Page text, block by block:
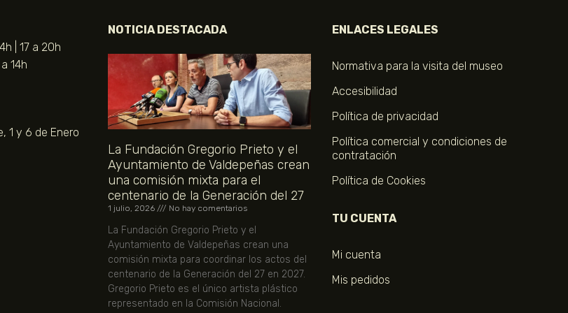
| 17 a 20h
14h
1 y 6 de Enero
NOTICIA DESTACADA
La Fundación Gregorio Prieto y el
Ayuntamiento de Valdepeñas crean
una comisión mixta para el
centenario de la Generación del 27
1 julio, 2026 No hay comentarios
La Fundación Gregorio Prieto y el
Ayuntamiento de Valdepeñas crean una
comisión mixta para coordinar los actos del
centenario de la Generación del 27 en 2027.
Gregorio Prieto es el único artista plástico
representado en la Comisión Nacional.
ENLACES LEGALES
Normativa para la visita del museo
Accesibilidad
Política de privacidad
Política comercial y condiciones de
contratación
Política de Cookies
TU CUENTA
Mi cuenta
Mis pedidos